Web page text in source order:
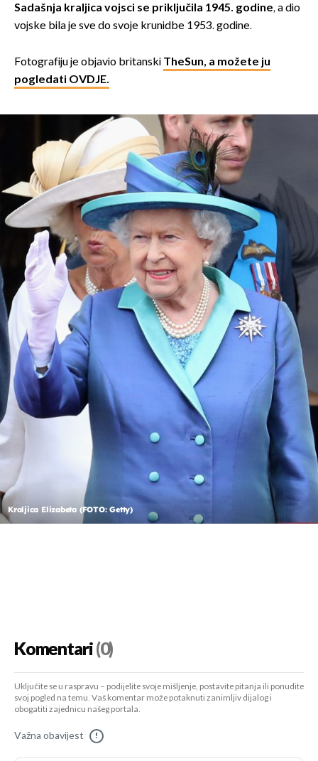
Sadašnja kraljica vojsci se priključila 1945. godine, a dio
vojske bila je sve do svoje krunidbe 1953. godine.
Fotografiju je objavio britanski TheSun, a možete ju
pogledati OVDJE.
Kraljica Elizabeta (FOTO: Getty)
Komentari(0)
Uključite se u raspravu – podijelite svoje mišljenje, postavite pitanja ili ponudite
svoj pogled na temu. Vaš komentar može potaknuti zanimljiv dijalog i
obogatiti zajednicu našeg portala.
Važna obavijest !